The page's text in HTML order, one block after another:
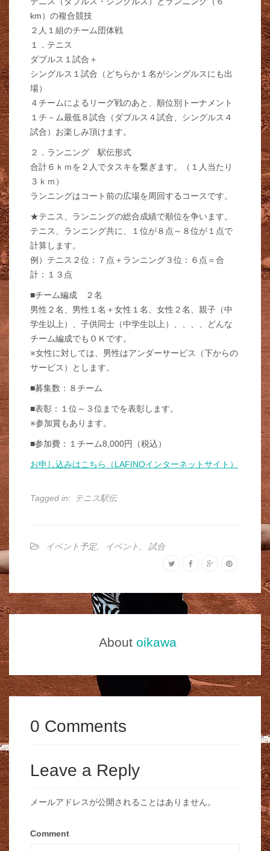
km）の複合競技
２人１組のチーム団体戦
１．テニス
ダブルス１試合＋
シングルス１試合（どちらか１名がシングルスにも出
場）
４チームによるリーグ戦のあと、順位別トーナメント
１チ－ム最低８試合（ダブルス４試合、シングルス４
試合）お楽しみ頂けます。
２．ランニング 駅伝形式
合計６ｋｍを２人でタスキを繋ぎます。（１人当たり
３ｋｍ）
ランニングはコート前の広場を周回するコースです。
★テニス、ランニングの総合成績で順位を争います。
テニス、ランニング共に、１位が８点～８位が１点で
計算します。
例）テニス２位：７点＋ランニング３位：６点＝合
計：１３点
■チーム編成 ２名
男性２名、男性１名＋女性１名、女性２名、親子（中
学生以上）、子供同士（中学生以上）、、、、どんな
チーム編成でもＯＫです。
※女性に対しては、男性はアンダーサービス（下からの
サービス）とします。
■募集数：８チーム
■表彰：１位～３位までを表彰します。
※参加賞もあります。
■参加費：１チーム8,000円（税込）
お申し込みはこちら（LAFINOインターネットサイト）
Tagged in: テニス駅伝
イベント予定, イベント 試合
About oikawa
0 Comments
Leave a Reply
メールアドレスが公開されることはありません。
Comment